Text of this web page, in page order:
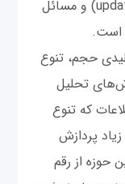
پرس‌و‌جو (querying)، به‌روزرسانی (updating) و مسائل
حجم، تنوع
تحلیل
که تنوع
پردازش
حوزه از رقم